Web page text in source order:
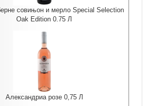
совињон и мерло Special Selection
Oak Edition 0.75 Л
Александриа розе 0,75 Л